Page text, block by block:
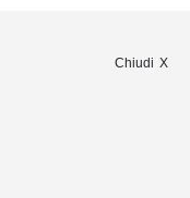
Chiudi